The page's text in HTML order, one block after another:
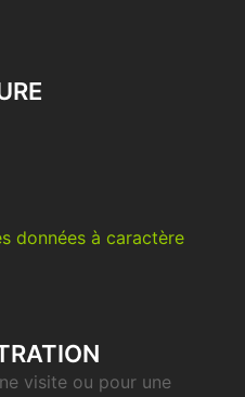
données à caractère
visite ou pour une